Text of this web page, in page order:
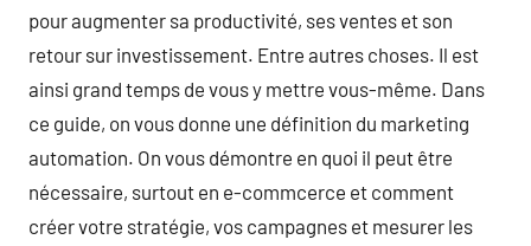
pour augmenter sa productivité, ses ventes et son
retour sur investissement. Entre autres choses. Il est
ainsi grand temps de vous y mettre vous-même. Dans
ce guide, on vous donne une définition du marketing
automation. On vous démontre en quoi il peut être
nécessaire, surtout en e-commcerce et comment
créer votre stratégie, vos campagnes et mesurer les